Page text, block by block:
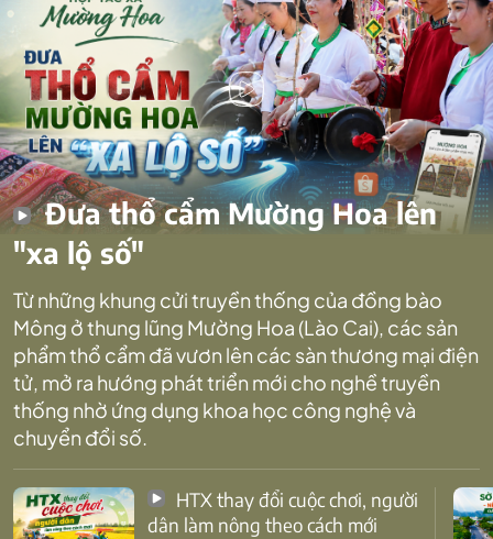
Đưa thổ cẩm Mường Hoa lên
"xa lộ số"
Từ những khung cửi truyền thống của đồng bào
Mông ở thung lũng Mường Hoa (Lào Cai), các sản
phẩm thổ cẩm đã vươn lên các sàn thương mại điện
tử, mở ra hướng phát triển mới cho nghề truyền
thống nhờ ứng dụng khoa học công nghệ và
chuyển đổi số.
dân làm nông theo cách mới